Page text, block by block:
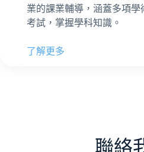
業的課業輔導，涵蓋多項
考試，掌握學科知識。
了解更多
聯絡